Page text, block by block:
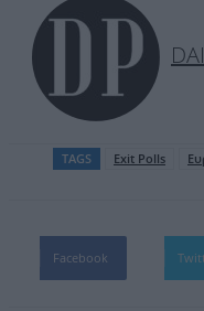
TAGS Exit Polls
Facebook